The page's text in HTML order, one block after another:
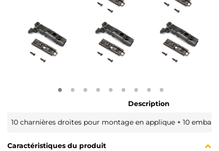
Description
10 charnières droites pour montage en applique + 10
Caractéristiques du produit